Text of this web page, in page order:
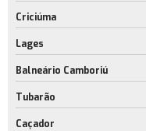
Criciúma
Lages
Balneário Camboriú
Tubarão
Caçador